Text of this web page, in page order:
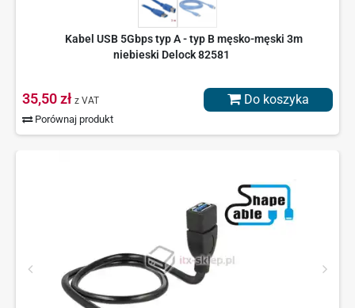
Kabel USB 5Gbps typ A - typ B męsko-męski 3m
niebieski Delock 82581
35,50 zł z VAT
Porównaj produkt
Do koszyka